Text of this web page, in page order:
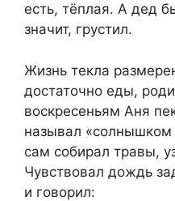
есть, тёплая. А дед
значит, грустил.
Жизнь текла
достаточно еды,
воскресеньям Аня
называл «солнышком
сам собирал травы,
Чувствовал дождь
и говорил: